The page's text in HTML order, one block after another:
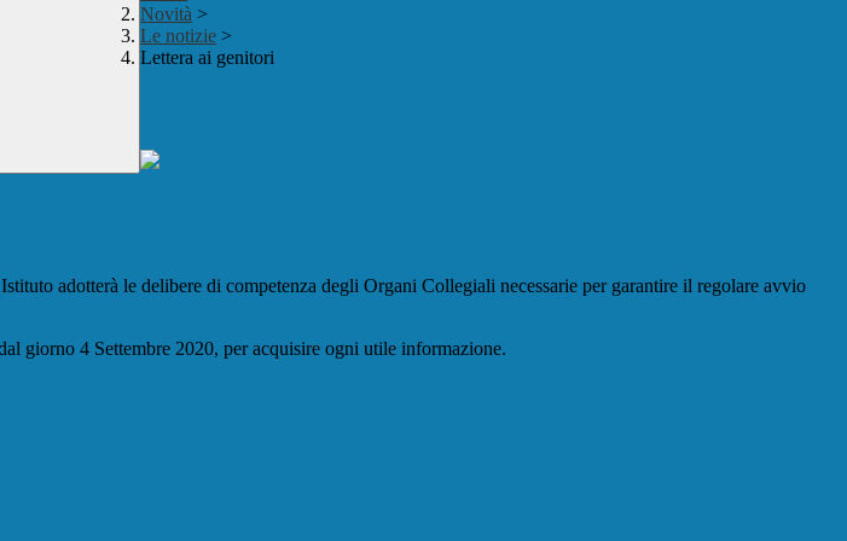
Novità >
Le notizie >
Lettera ai genitori
adotterà le delibere di competenza degli Organi Collegiali necessarie per garantire il regolare avvio
giorno 4 Settembre 2020, per acquisire ogni utile informazione.